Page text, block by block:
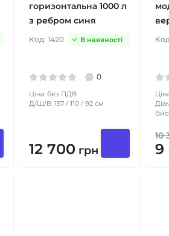
горизонтальна 1000 л
з ребром синя
Код: 1420 В наявності
0
Ціна: без ПДВ
Д/Ш/В: 157 / 110 / 92 см
12 700 грн
10
9